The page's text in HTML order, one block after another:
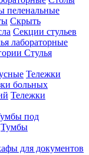
пеленальные
Скрыть
Секции стульев
лабораторные
Стулья
Тележки
больных
Тележки
под
Тумбы
для документов